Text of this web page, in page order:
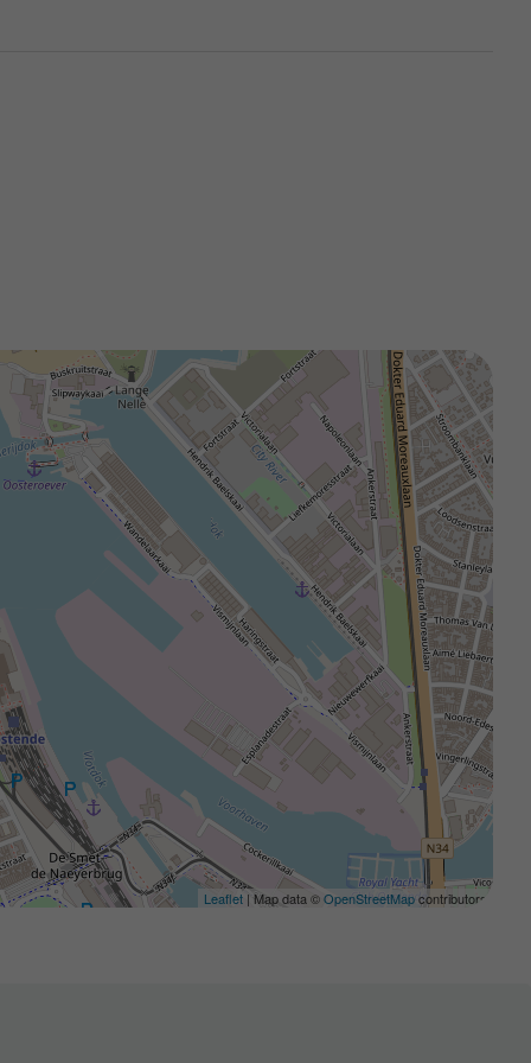
Leaflet | Map data ©OpenStreetMapcontributors